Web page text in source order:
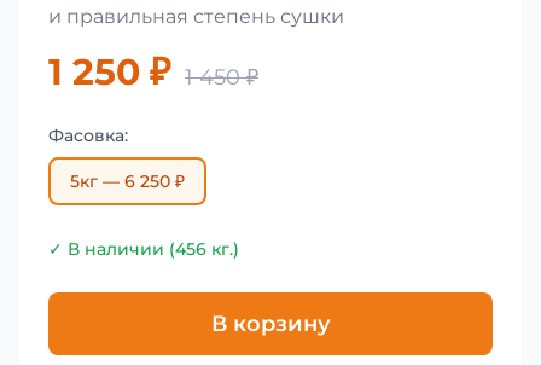
и правильная степень сушки
1 250 ₽ 1 450 ₽
Фасовка:
5кг — 6 250 ₽
✓ В наличии (456 кг.)
В корзину